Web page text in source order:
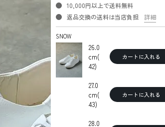
10,000円以上で送料無料
返品交換の送料は当店負担
詳細
SNOW
26.0
cm(
42)
カートに入れる
27.0
cm(
43)
カートに入れる
28.0